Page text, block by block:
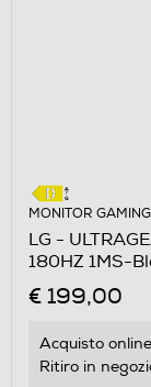
MONITOR GAMING
LG -
180HZ 1MS-
€ 199,00
Acquisto
Ritiro in